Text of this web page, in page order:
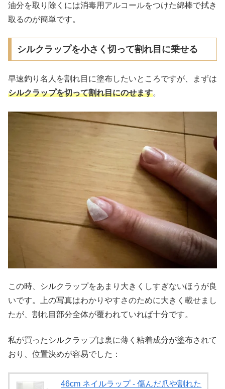
油分を取り除くには消毒用アルコールをつけた綿棒で拭き
取るのが簡単です。
シルクラップを小さく切って割れ目に乗せる
早速釣り名人を割れ目に塗布したいところですが、まずは
シルクラップを切って割れ目にのせます。
この時、シルクラップをあまり大きくしすぎないほうが良
いです。上の写真はわかりやすさのために大きく載せまし
たが、割れ目部分全体が覆われていれば十分です。
私が買ったシルクラップは裏に薄く粘着成分が塗布されて
おり、位置決めが容易でした：
46cm ネイルラップ - 傷んだ爪や割れた